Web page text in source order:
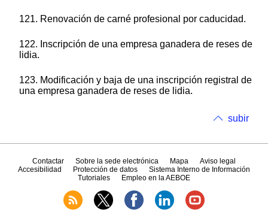
121. Renovación de carné profesional por caducidad.
122. Inscripción de una empresa ganadera de reses de
lidia.
123. Modificación y baja de una inscripción registral de
una empresa ganadera de reses de lidia.
subir
Contactar Sobre la sede electrónica Mapa
Aviso legal
Accesibilidad
Protección de datos
Sistema Interno de Información
Tutoriales
Empleo en la AEBOE